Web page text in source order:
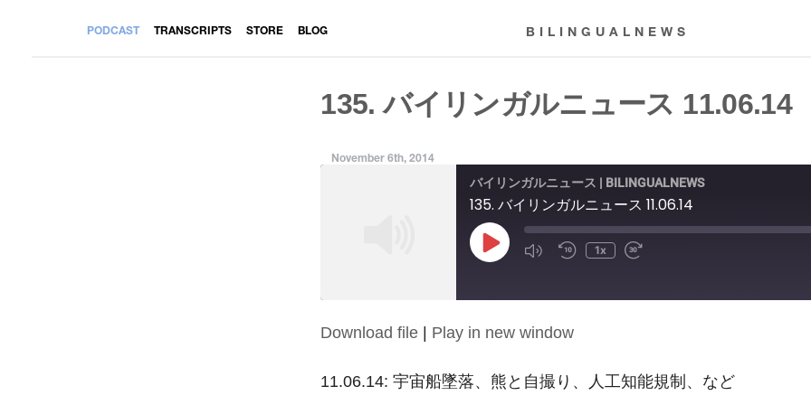
PODCAST TRANSCRIPTS STORE BLOG BILINGUALNEWS
135. バイリンガルニュース 11.06.14
November 6th, 2014
バイリンガルニュース | BILINGUALNEWS
135. バイリンガルニュース 11.06.14
Play
Episode
1x
SHARE
LINK
Download file | Play in new window
11.06.14: 宇宙船墜落、熊と自撮り、人工知能規制、など